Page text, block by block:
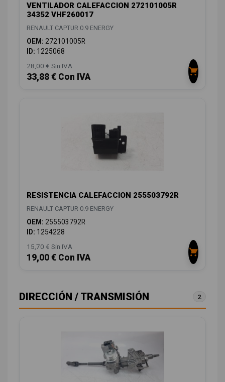
VENTILADOR CALEFACCION 272101005R
34352 VHF260017
RENAULT CAPTUR 0.9 ENERGY
OEM: 272101005R
ID: 1225068
28,00 € Sin IVA
33,88 € Con IVA
RESISTENCIA CALEFACCION 255503792R
RENAULT CAPTUR 0.9 ENERGY
OEM: 255503792R
ID: 1254228
15,70 € Sin IVA
19,00 € Con IVA
DIRECCIÓN / TRANSMISIÓN 2